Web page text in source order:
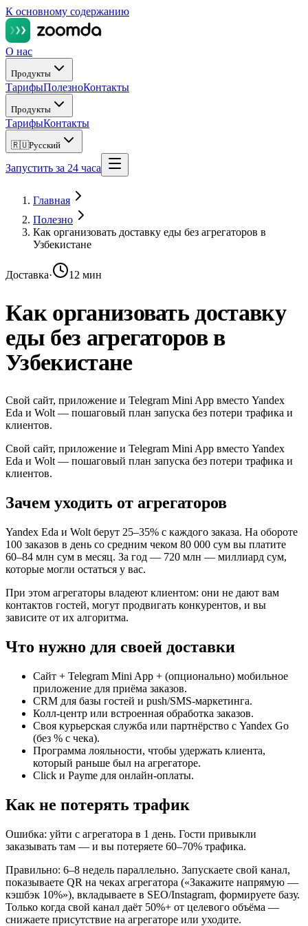
К основному содержанию
О нас
Продукты
ТарифыПолезноКонтакты
Продукты
ТарифыКонтакты
🇷🇺Русский
Запустить за 24 часа
Главная
Полезно
Как организовать доставку еды без агрегаторов в
Узбекистане
Доставка· 12 мин
Как организовать доставку
еды без агрегаторов в
Узбекистане
Свой сайт, приложение и Telegram Mini App вместо Yandex
Eda и Wolt — пошаговый план запуска без потери трафика и
клиентов.
Свой сайт, приложение и Telegram Mini App вместо Yandex
Eda и Wolt — пошаговый план запуска без потери трафика и
клиентов.
Зачем уходить от агрегаторов
Yandex Eda и Wolt берут 25–35% с каждого заказа. На обороте
100 заказов в день со средним чеком 80 000 сум вы платите
60–84 млн сум в месяц. За год — 720 млн — миллиард сум,
которые могли остаться у вас.
При этом агрегаторы владеют клиентом: они не дают вам
контактов гостей, могут продвигать конкурентов, и вы
зависите от их алгоритма.
Что нужно для своей доставки
Сайт + Telegram Mini App + (опционально) мобильное
приложение для приёма заказов.
CRM для базы гостей и push/SMS-маркетинга.
Колл-центр или встроенная обработка заказов.
Своя курьерская служба или партнёрство с Yandex Go
(без % с чека).
Программа лояльности, чтобы удержать клиента,
который раньше был на агрегаторе.
Click и Payme для онлайн-оплаты.
Как не потерять трафик
Ошибка: уйти с агрегатора в 1 день. Гости привыкли
заказывать там — и вы потеряете 60–70% трафика.
Правильно: 6–8 недель параллельно. Запускаете свой канал,
показываете QR на чеках агрегатора («Закажите напрямую —
кэшбэк 10%»), вкладываете в SEO/Instagram, формируете базу.
Только когда свой канал даёт 50%+ от целевого объёма —
снижаете присутствие на агрегаторе или уходите.